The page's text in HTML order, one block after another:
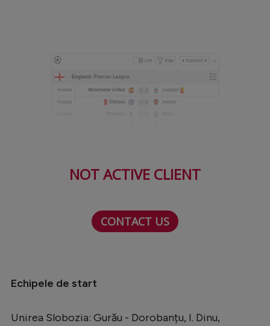
Starurile fotbalului
EURO 2024
Handbal
Auto
NOT ACTIVE CLIENT
CONTACT US
Echipele de start
Unirea Slobozia: Gurău - Dorobanțu, I. Dinu,